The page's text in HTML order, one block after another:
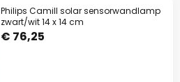
Philips Camill solar sensorwandlamp
zwart/wit 14 x 14 cm
€ 76,25